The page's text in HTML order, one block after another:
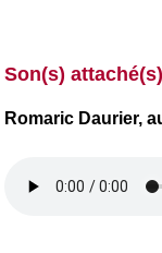
Son(s)
Romaric Daurier,